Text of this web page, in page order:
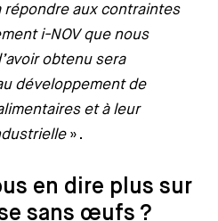
répondre aux contraintes
i-NOV que nous
obtenu sera
développement de
et à leur
».
en dire plus sur
sans œufs ?